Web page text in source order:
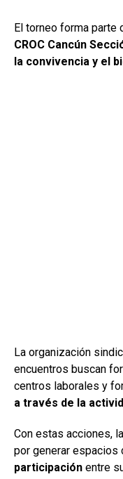
El torneo forma
CROC Cancún
la convivencia y el
La organización
encuentros buscan
centros laborales y
a través de la
Con estas acciones,
por generar espacios
participación entre